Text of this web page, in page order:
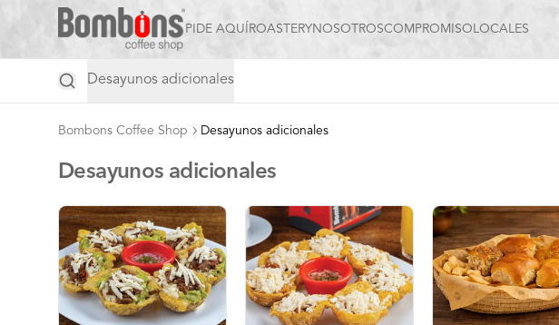
PIDE AQUÍ ROASTERYNOSOTROSCOMPROMISO LOCALES
Desayunos adicionales
Bombons Coffee Shop Desayunos adicionales
Desayunos adicionales